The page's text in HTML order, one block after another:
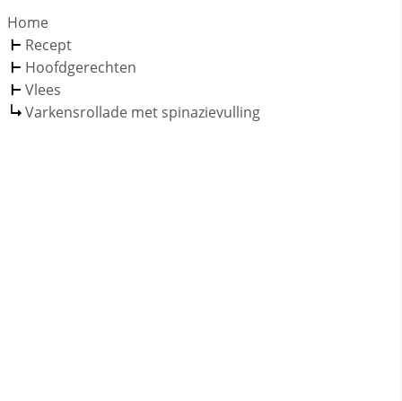
Home
Recept
Hoofdgerechten
Vlees
Varkensrollade met spinazievulling